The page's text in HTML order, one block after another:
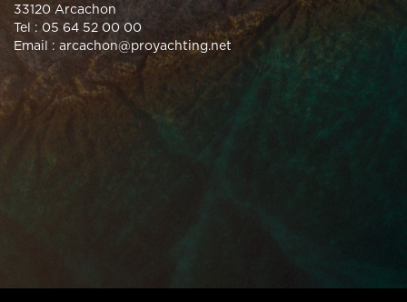
33120 Arcachon
Tel : 05 64 52 00 00
Email : arcachon@proyachting.net